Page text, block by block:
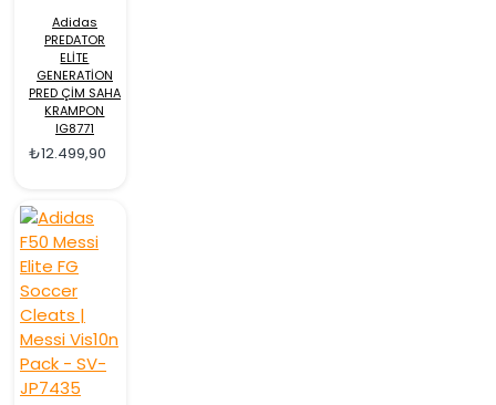
Adidas
PREDATOR
ELİTE
GENERATİON
PRED ÇİM SAHA
KRAMPON
IG8771
₺12.499,90